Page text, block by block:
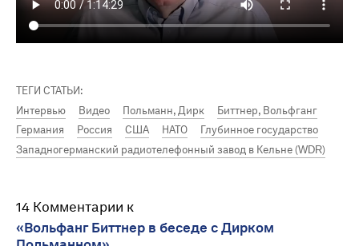
ТЕГИ СТАТЬИ:
Интервью
Видео Польманн, Дирк
Биттнер, Вольфганг
Германия
Россия США НАТО
Глубинное государство
Западногерманский радиотелефонный завод в Кельне (WDR)
14 Комментарии к
«Вольфанг Биттнер в беседе с Дирком